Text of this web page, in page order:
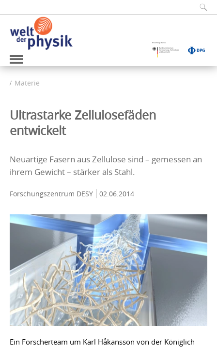
Materie
Ultrastarke Zellulosefäden
entwickelt
Neuartige Fasern aus Zellulose sind – gemessen an
ihrem Gewicht – stärker als Stahl.
Forschungszentrum DESY 02.06.2014
Ein Forscherteam um Karl Håkansson von der Königlich